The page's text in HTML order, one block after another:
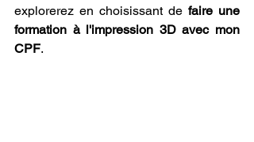
explorerez en choisissant de faire une
formation à l'impression 3D avec mon
CPF.